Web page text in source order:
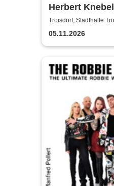
Herbert
- Voll Karacho!
Troisdorf, Stadthalle
05.11.2026